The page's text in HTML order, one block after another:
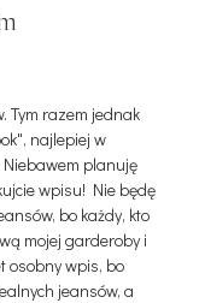
Tym razem jednak
najlepiej w
planuję
wpisu! Nie będę
bo każdy, kto
mojej garderoby i
osobny wpis, bo
jeansów, a